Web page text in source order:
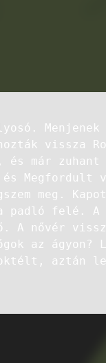
vissza
már
és
meg.
padló felé. A
A nővér
az
aztán